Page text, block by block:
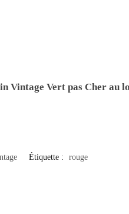
Vintage Vert pas Cher au
Étiquette : rouge